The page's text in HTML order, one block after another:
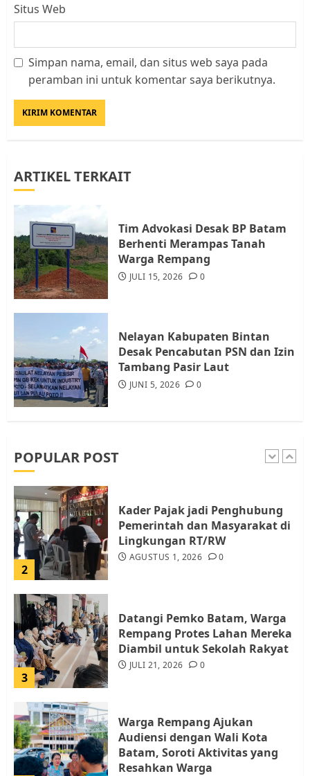
Situs Web
Simpan nama, email, dan situs web saya pada
peramban ini untuk komentar saya berikutnya.
ARTIKEL TERKAIT
Tim Advokasi Desak BP Batam
Berhenti Merampas Tanah
Warga Rempang
JULI 15, 2026 0
Nelayan Kabupaten Bintan
Desak Pencabutan PSN dan Izin
Tambang Pasir Laut
JUNI 5, 2026 0
POPULAR POST
Datangi Pemko Batam, Warga
4
Warga Rempang Ajukan
Resahkan Warga
JULI 17, 2026 0
5
JULI 15, 2026 0
1
2
Kader Pajak jadi Penghubung
Pemerintah dan Masyarakat di
Lingkungan RT/RW
AGUSTUS 1, 2026 0
3
Datangi Pemko Batam, Warga
Rempang Protes Lahan Mereka
Diambil untuk Sekolah Rakyat
JULI 21, 2026 0
Warga Rempang Ajukan
Audiensi dengan Wali Kota
Batam, Soroti Aktivitas yang
Resahkan Warga